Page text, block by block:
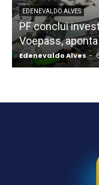
EDENEVALDO ALVES
PF conclui
Voepass,
Edenevaldo Alves -